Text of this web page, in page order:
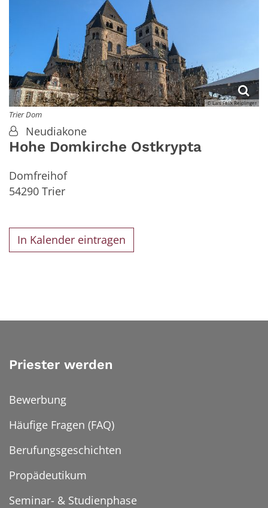
© Lars Felix Reiplinger
Trier Dom
Neudiakone
Hohe Domkirche Ostkrypta
Domfreihof
54290 Trier
In Kalender eintragen
Priester werden
Bewerbung
Häufige Fragen (FAQ)
Berufungsgeschichten
Propädeutikum
Seminar- & Studienphase